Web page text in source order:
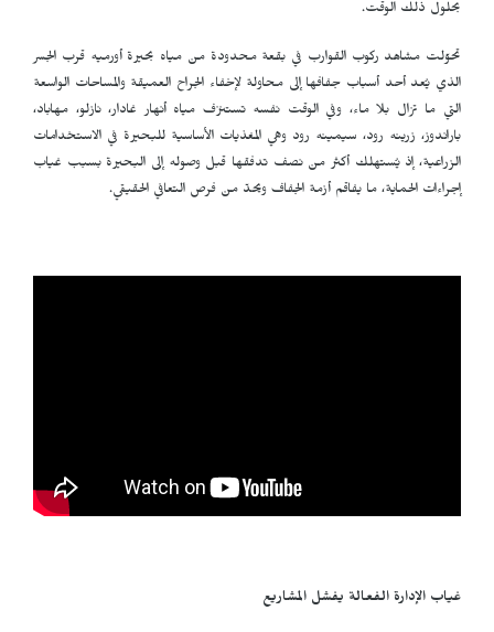
بحلول ذلك الوقت.
تحوّلت مشاهد ركوب القوارب في بقعة محدودة من مياه بحيرة أورميه قرب الجسر
الذي يُعد أحد أسباب جفافها إلى محاولة لإخفاء الجراح العميقة والمساحات الواسعة
التي ما تزال بلا ماء، وفي الوقت نفسه تستنزف مياه أنهار غادار، نازلو، مهاباد،
باراندوز، زرينه رود، سيمينه رود وهي المغذيات الأساسية للبحيرة في الاستخدامات
الزراعية، إذ يُستهلك أكثر من نصف تدفقها قبل وصوله إلى البحيرة بسبب غياب
إجراءات الحماية، ما يفاقم أزمة الجفاف ويحدّ من فرص التعافي الحقيقي.
غياب الإدارة الفعالة يفشل المشاريع